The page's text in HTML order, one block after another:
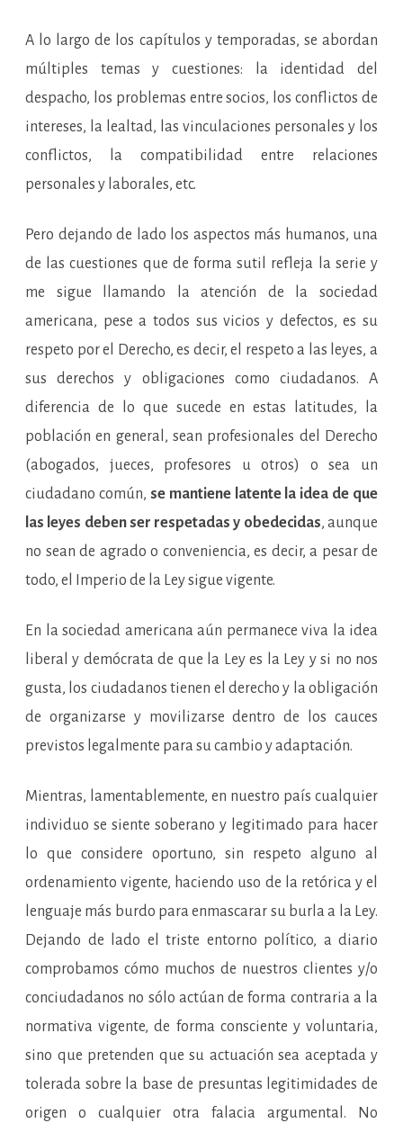
A lo largo de los capítulos y temporadas, se abordan
múltiples temas y cuestiones: la identidad del
despacho, los problemas entre socios, los conflictos de
intereses, la lealtad, las vinculaciones personales y los
conflictos, la compatibilidad entre relaciones
personales y laborales, etc.
Pero dejando de lado los aspectos más humanos, una
de las cuestiones que de forma sutil refleja la serie y
me sigue llamando la atención de la sociedad
americana, pese a todos sus vicios y defectos, es su
respeto por el Derecho, es decir, el respeto a las leyes, a
sus derechos y obligaciones como ciudadanos. A
diferencia de lo que sucede en estas latitudes, la
población en general, sean profesionales del Derecho
(abogados, jueces, profesores u otros) o sea un
ciudadano común, se mantiene latente la idea de que
las leyes deben ser respetadas y obedecidas, aunque
no sean de agrado o conveniencia, es decir, a pesar de
todo, el Imperio de la Ley sigue vigente.
En la sociedad americana aún permanece viva la idea
liberal y demócrata de que la Ley es la Ley y si no nos
gusta, los ciudadanos tienen el derecho y la obligación
de organizarse y movilizarse dentro de los cauces
previstos legalmente para su cambio y adaptación.
Mientras, lamentablemente, en nuestro país cualquier
individuo se siente soberano y legitimado para hacer
lo que considere oportuno, sin respeto alguno al
ordenamiento vigente, haciendo uso de la retórica y el
lenguaje más burdo para enmascarar su burla a la Ley.
Dejando de lado el triste entorno político, a diario
comprobamos cómo muchos de nuestros clientes y/o
conciudadanos no sólo actúan de forma contraria a la
normativa vigente, de forma consciente y voluntaria,
sino que pretenden que su actuación sea aceptada y
tolerada sobre la base de presuntas legitimidades de
origen o cualquier otra falacia argumental. No